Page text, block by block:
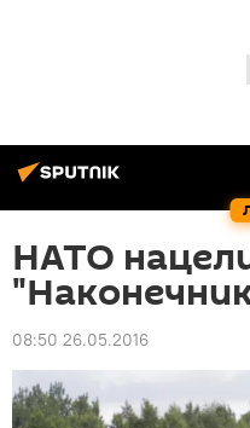
НАТО
08:50 26.05.2016